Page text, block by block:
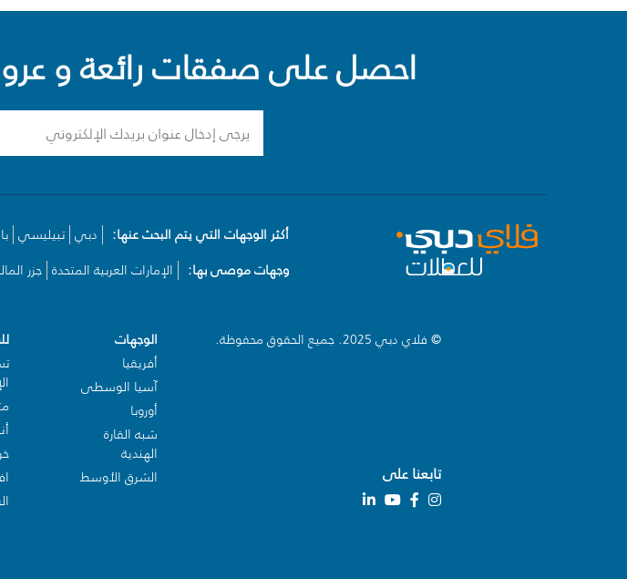
احصل على صفقات رائعة و
أكثر الوجهات التي يتم البحث عنها: دبي تبيليسي
وجهات موصى بها:
الإمارات العربية المتحدة جزر
© فلاي دبي 2025. جميع الحقوق محفوظة.
تابعنا على
الوجهات
أفريقيا
آسيا الوسطى
أوروبا
شبه القارة
الهندية
الشرق الأوسط